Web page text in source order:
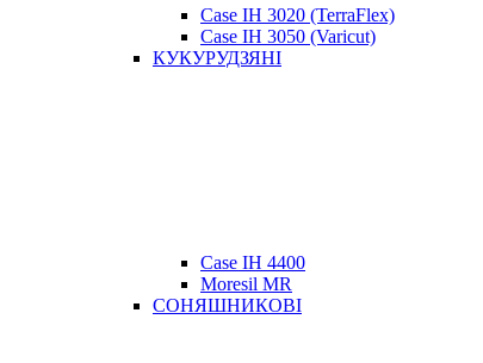
Case IH 3020 (TerraFlex)
Case IH 3050 (Varicut)
КУКУРУДЗЯНІ
Case IH 4400
Moresil MR
СОНЯШНИКОВІ